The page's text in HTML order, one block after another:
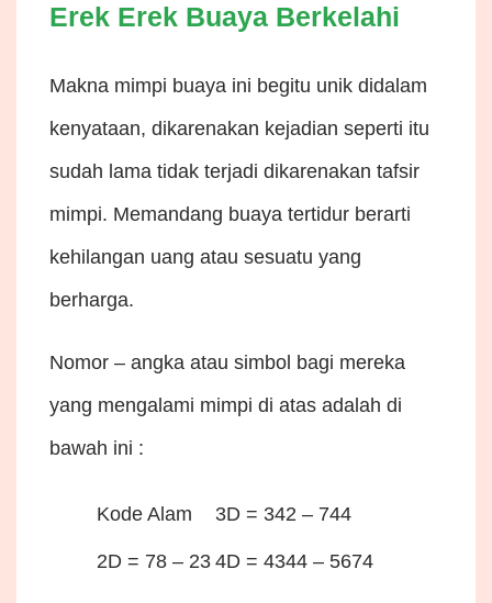
Erek Erek Buaya Berkelahi
Makna mimpi buaya ini begitu unik didalam
kenyataan, dikarenakan kejadian seperti itu
sudah lama tidak terjadi dikarenakan tafsir
mimpi. Memandang buaya tertidur berarti
kehilangan uang atau sesuatu yang
berharga.
Nomor – angka atau simbol bagi mereka
yang mengalami mimpi di atas adalah di
bawah ini :
Kode Alam 3D = 342 – 744
2D = 78 – 23 4D = 4344 – 5674